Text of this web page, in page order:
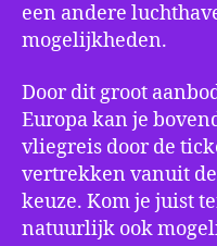
een andere
mogelijkheden.
Door dit groot
Europa kan je
vliegreis door de
vertrekken vanuit
keuze. Kom je juist
natuurlijk ook